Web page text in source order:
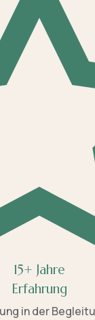
15+ Jahre
Erfahrung
in der